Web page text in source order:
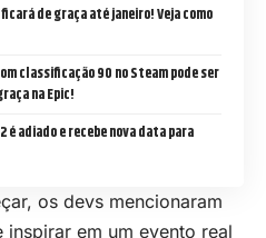
de graça até janeiro! Veja como
classificação 90 no Steam pode ser
na Epic!
é adiado e recebe nova data para
os devs mencionaram
inspirar em um evento real